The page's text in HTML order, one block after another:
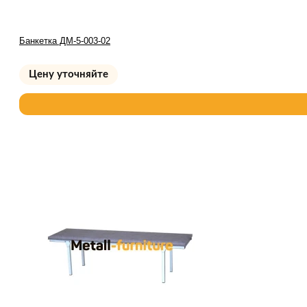
Банкетка ДМ-5-003-02
Цену уточняйте